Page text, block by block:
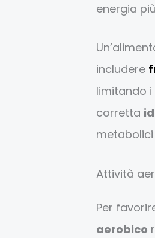
energia
includere
limitando
corretta
metabolici
Attività
Per
aerobico